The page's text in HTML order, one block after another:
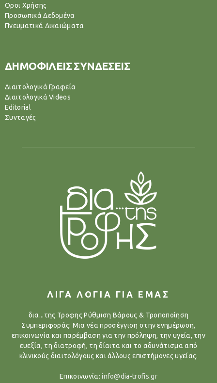
Όροι Χρήσης
Προσωπικά Δεδομένα
Πνευματικά Δικαιώματα
ΔΗΜΟΦΙΛΕΙΣ ΣΥΝΔΕΣΕΙΣ
Διαιτολογικά Γραφεία
Διαιτολογικά Videos
Editorial
Συνταγές
ΛΙΓΑ ΛΟΓΙΑ ΓΙΑ ΕΜΑΣ
δια...της Τροφης Ρύθμιση Βάρους & Τροποποίηση
Συμπεριφοράς: Μια νέα προσέγγιση στην ενημέρωση,
επικοινωνία και παρέμβαση για την πρόληψη, την υγεία, την
ευεξία, τη διατροφή, τη δίαιτα και το αδυνάτισμα από
κλινικούς διαιτολόγους και άλλους επιστήμονες υγείας.
Επικοινωνία:info@dia-trofis.gr